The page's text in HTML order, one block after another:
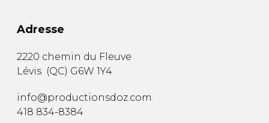
Adresse
2220 chemin du Fleuve
Lévis (QC) G6W 1Y4
info@productionsdoz.com
418 834-8384